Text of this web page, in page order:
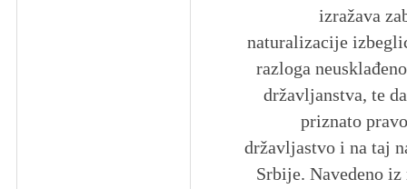
izražava
naturalizacije
razloga
državljanstva, te
priznato
državljastvo i na taj
Srbije. Navedeno